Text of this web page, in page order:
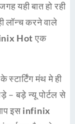
यही बात हो रही
लॉन्च करने वाले
Hotएक
के स्टार्टिंग मंथ मे ही
– बड़ेन्यू पोर्टलसे
इसinfinix